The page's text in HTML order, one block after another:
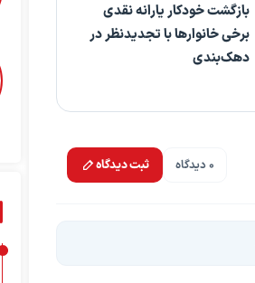
بازگشت خودکار یارانه نقدی
برخی خانوارها با تجدیدنظر در
دهک‌بندی
0 دیدگاه ثبت دیدگاه